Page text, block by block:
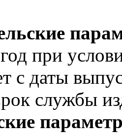
при
с даты
службы